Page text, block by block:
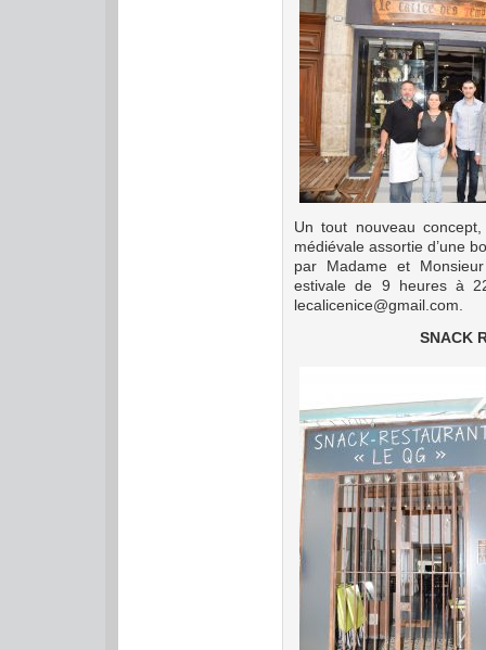
Un tout nouveau
médiévale assortie d’une
par Madame et
estivale de 9 heures à
lecalicenice@gmail.com.
SNACK